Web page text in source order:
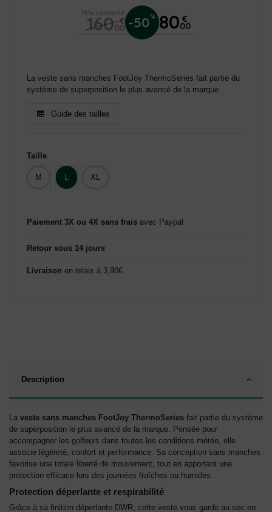
Prix conseillé
160 €
00 -50% 80 €
00
La veste sans manches FootJoy ThermoSeries fait partie du
système de superposition le plus avancé de la marque.
Guide des tailles
Taille
M L XL
Paiement 3X ou 4X sans frais avec Paypal
Retour sous 14 jours
Livraison en relais à 3,90€
Description
La veste sans manches FootJoy ThermoSeries fait partie du système
de superposition le plus avancé de la marque. Pensée pour
accompagner les golfeurs dans toutes les conditions météo, elle
associe légèreté, confort et performance. Sa conception sans manches
favorise une totale liberté de mouvement, tout en apportant une
protection efficace lors des journées fraîches ou humides.
Protection déperlante et respirabilité
Grâce à sa finition déperlante DWR, cette veste vous garde au sec en